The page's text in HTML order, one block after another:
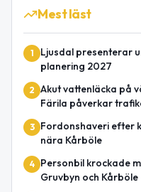
Mest läst
1
Ljusdal presenterar
planering 2027
2 Akut vattenläcka på
Färila påverkar
3
Fordonshaveri efter
nära Kårböle
4
Personbil krockade
Gruvbyn och Kårböle